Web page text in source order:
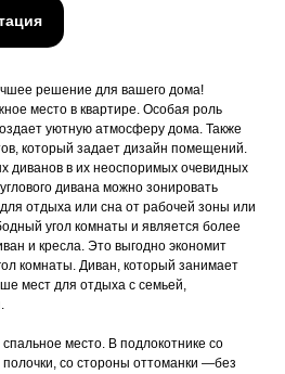
решение для вашего дома!
место в квартире. Особая роль
уютную атмосферу дома. Также
который задает дизайн помещений.
диванов в их неоспоримых очевидных
дивана можно зонировать
отдыха или сна от рабочей зоны или
угол комнаты и является более
и кресла. Это выгодно экономит
комнаты. Диван, который занимает
мест для отдыха с семьей,
место. В подлокотнике со
со стороны оттоманки —без